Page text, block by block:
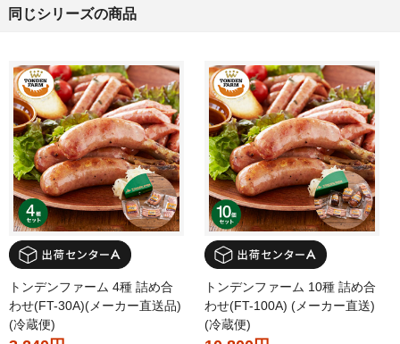
同じシリーズの商品
トンデンファーム 4種 詰め合
わせ(FT-30A)(メーカー直送品)
(冷蔵便)
トンデンファーム 10種 詰め合
わせ(FT-100A) (メーカー直送)
(冷蔵便)